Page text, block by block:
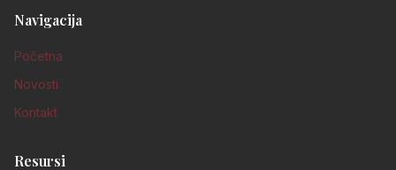
Navigacija
Početna
Novosti
Kontakt
Resursi